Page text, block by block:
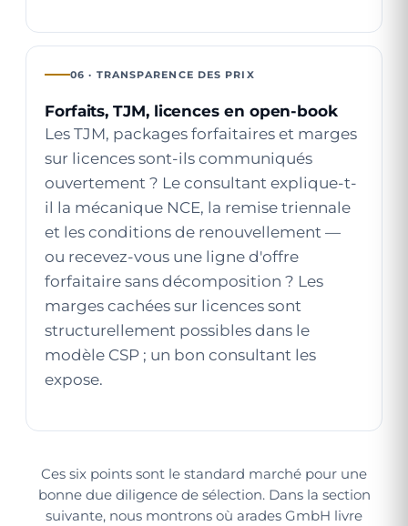
06 · TRANSPARENCE DES PRIX
Forfaits, TJM, licences en open-book
Les TJM, packages forfaitaires et marges
sur licences sont-ils communiqués
ouvertement ? Le consultant explique-t-
il la mécanique NCE, la remise triennale
et les conditions de renouvellement —
ou recevez-vous une ligne d'offre
forfaitaire sans décomposition ? Les
marges cachées sur licences sont
structurellement possibles dans le
modèle CSP ; un bon consultant les
expose.
Ces six points sont le standard marché pour une
bonne due diligence de sélection. Dans la section
suivante, nous montrons où arades GmbH livre